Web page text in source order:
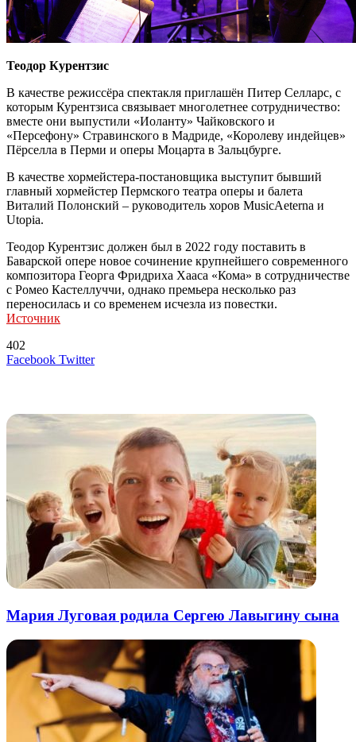
Теодор Курентзис
В качестве режиссёра спектакля приглашён Питер Селларс, с
которым Курентзиса связывает многолетнее сотрудничество:
вместе они выпустили «Иоланту» Чайковского и
«Персефону» Стравинского в Мадриде, «Королеву индейцев»
Пёрселла в Перми и оперы Моцарта в Зальцбурге.
В качестве хормейстера-постановщика выступит бывший
главный хормейстер Пермского театра оперы и балета
Виталий Полонский – руководитель хоров MusicAeterna и
Utopia.
Теодор Курентзис должен был в 2022 году поставить в
Баварской опере новое сочинение крупнейшего современного
композитора Георга Фридриха Хааса «Кома» в сотрудничестве
с Ромео Кастеллуччи, однако премьера несколько раз
переносилась и со временем исчезла из повестки.
Источник
402
Facebook TwitterLinkedIn
Tumblr
Reddit
Вконтакте
Одноклассники
Skype
Messenger
Messenger
WhatsApp
Telegram
Viber
Line
Поделиться
Печатать
Мария Луговая родила Сергею Лавыгину сына